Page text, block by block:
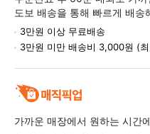
도보 배송을 통해 빠르게 배송
3만원 이상 무료배송
3만원 미만 배송비 3,000원 (
가까운 매장에서 원하는 시간